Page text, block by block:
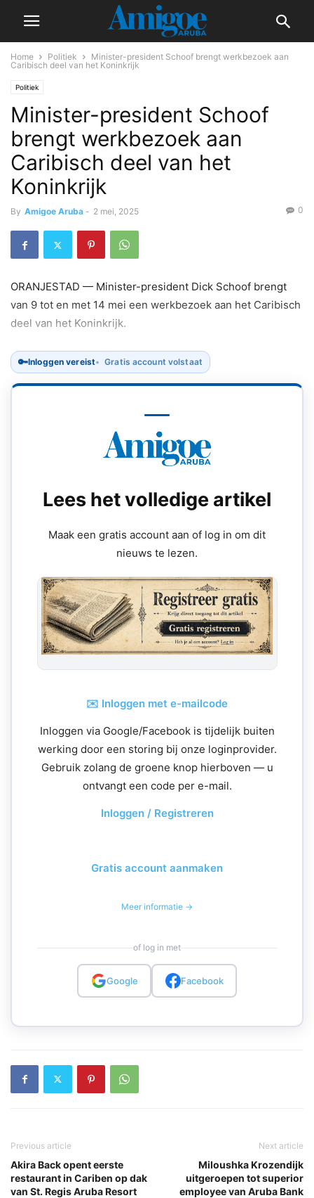
Home Politiek
Minister-president Schoof brengt werkbezoek aan
Caribisch deel van het Koninkrijk
Politiek
Minister-president Schoof
brengt werkbezoek aan
Caribisch deel van het
Koninkrijk
By Amigoe Aruba - 2 mei, 2025 0
ORANJESTAD — Minister-president Dick Schoof brengt
van 9 tot en met 14 mei een werkbezoek aan het Caribisch
deel van het Koninkrijk.
🔑Inloggen vereist Gratis account volstaat
Lees het volledige artikel
Maak een gratis account aan of log in om dit
nieuws te lezen.
✉️ Inloggen met e-mailcode
Inloggen via Google/Facebook is tijdelijk buiten
werking door een storing bij onze loginprovider.
Gebruik zolang de groene knop hierboven — u
ontvangt een code per e-mail.
Inloggen / Registreren
Gratis account aanmaken
Meer informatie →
of log in met
Google Facebook
Previous article
Akira Back opent eerste
restaurant in Cariben op dak
van St. Regis Aruba Resort
Next article
Miloushka Krozendijk
uitgeroepen tot superior
employee van Aruba Bank